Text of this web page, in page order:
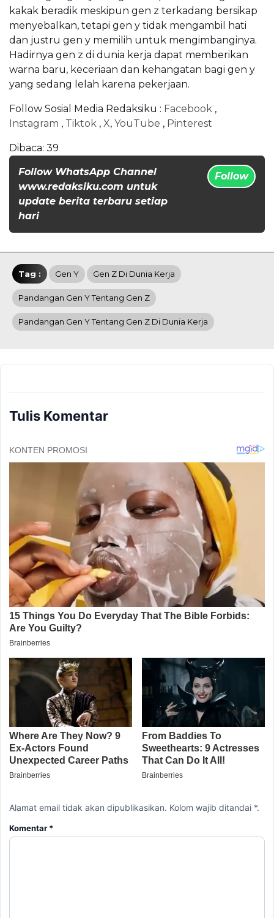
kakak beradik meskipun gen z terkadang bersikap
menyebalkan, tetapi gen y tidak mengambil hati
dan justru gen y memilih untuk mengimbanginya.
Hadirnya gen z di dunia kerja dapat memberikan
warna baru, keceriaan dan kehangatan bagi gen y
yang sedang lelah karena pekerjaan.
Follow Sosial Media Redaksiku : Facebook ,
Instagram , Tiktok , X, YouTube , Pinterest
Dibaca: 39
Follow WhatsApp Channel
www.redaksiku.com untuk
update berita terbaru setiap
hari
Follow
Tag : Gen Y Gen Z Di Dunia Kerja
Pandangan Gen Y Tentang Gen Z
Pandangan Gen Y Tentang Gen Z Di Dunia Kerja
Tulis Komentar
Alamat email tidak akan dipublikasikan. Kolom wajib ditandai *.
Komentar *